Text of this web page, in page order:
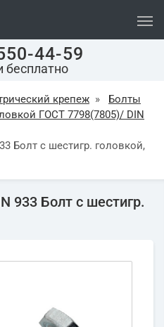
44-59
бесплатно
крепеж »
Болты
ГОСТ 7798(7805)/ DIN
Болт с шестигр. головкой,
933 Болт с шестигр.